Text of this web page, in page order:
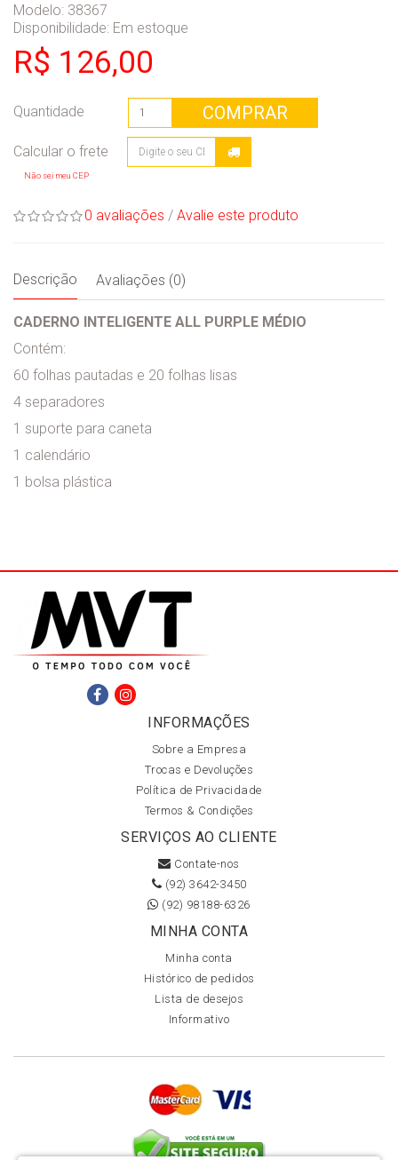
Modelo: 38367
Disponibilidade: Em estoque
R$ 126,00
Quantidade COMPRAR
Não sei meu CEP
0 avaliações / Avalie este produto
Descrição Avaliações (0)
CADERNO INTELIGENTE ALL PURPLE MÉDIO
Contém:
60 folhas pautadas e 20 folhas lisas
4 separadores
1 suporte para caneta
1 calendário
1 bolsa plástica
INFORMAÇÕES
Sobre a Empresa
Trocas e Devoluções
Política de Privacidade
Termos & Condições
SERVIÇOS AO CLIENTE
Contate-nos
(92) 3642-3450
(92) 98188-6326
MINHA CONTA
Minha conta
Histórico de pedidos
Lista de desejos
Informativo